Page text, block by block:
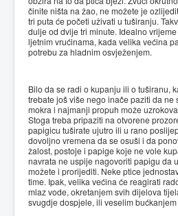
činite ništa na žao, ne možete je
tri puta će početi uživati u tuširanju.
dulje od dvije tri minute. Idealno
ljetnim vrućinama, kada velika većina
potrebu za hladnim osvježenjem.
Bilo da se radi o kupanju ili o tuširanu,
trebate još više nego inače paziti da ne
mokra i najmanji propuh može
Stoga treba pripaziti na otvorene
papigicu tuširate ujutro ili u rano
dovoljno vremena da se osuši i da
žalost, postoje i papige koje ne vole
navrata ne uspije nagovoriti papigu da
možete i prorijediti. Neke ptice
time. Ipak, velika većina će reagirati
mlaz vode, okretanjem svih dijelova
svugdje dospjele, ili veselim